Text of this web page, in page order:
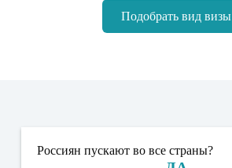
Подобрать вид визы
Россиян пускают во все страны?